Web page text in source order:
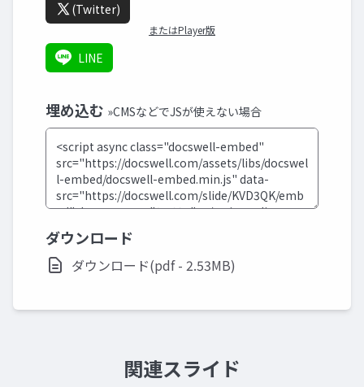
(Twitter)
またはPlayer版
LINE
埋め込む »CMSなどでJSが使えない場合
ダウンロード
ダウンロード(pdf - 2.53MB)
関連スライド